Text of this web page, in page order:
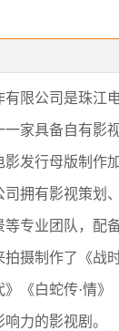
限公司是珠江
一家具备自有影
影发行母版制作
司拥有影视策划
等专业团队，配
摄制作了《战
》《白蛇传·情
力的影视剧。